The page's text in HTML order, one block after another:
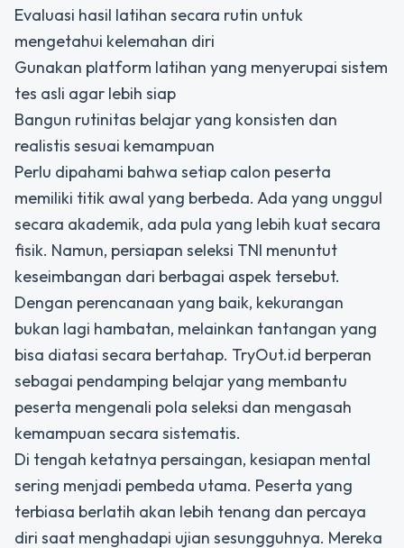
Evaluasi hasil latihan secara rutin untuk
mengetahui kelemahan diri
Gunakan platform latihan yang menyerupai sistem
tes asli agar lebih siap
Bangun rutinitas belajar yang konsisten dan
realistis sesuai kemampuan
Perlu dipahami bahwa setiap calon peserta
memiliki titik awal yang berbeda. Ada yang unggul
secara akademik, ada pula yang lebih kuat secara
fisik. Namun, persiapan seleksi TNI menuntut
keseimbangan dari berbagai aspek tersebut.
Dengan perencanaan yang baik, kekurangan
bukan lagi hambatan, melainkan tantangan yang
bisa diatasi secara bertahap. TryOut.id berperan
sebagai pendamping belajar yang membantu
peserta mengenali pola seleksi dan mengasah
kemampuan secara sistematis.
Di tengah ketatnya persaingan, kesiapan mental
sering menjadi pembeda utama. Peserta yang
terbiasa berlatih akan lebih tenang dan percaya
diri saat menghadapi ujian sesungguhnya. Mereka